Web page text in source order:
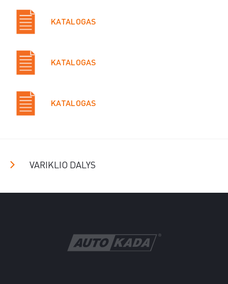
KATALOGAS
KATALOGAS
KATALOGAS
VARIKLIO DALYS